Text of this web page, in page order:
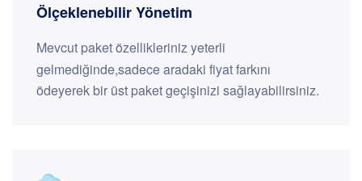
Ölçeklenebilir Yönetim
Mevcut paket özellikleriniz yeterli
gelmediğinde,sadece aradaki fiyat farkını
ödeyerek bir üst paket geçişinizi sağlayabilirsiniz.